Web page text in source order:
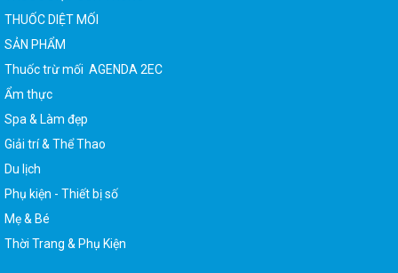
THUỐC DIỆT MỐI
SẢN PHẨM
Ẩm thực